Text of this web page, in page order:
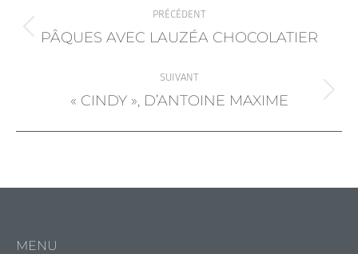
ARTICLE
PRÉCÉDENT
Article
:
PÂQUES AVEC LAUZÉA CHOCOLATIER
SUIVANT
Article
« CINDY », D’ANTOINE MAXIME
MENU